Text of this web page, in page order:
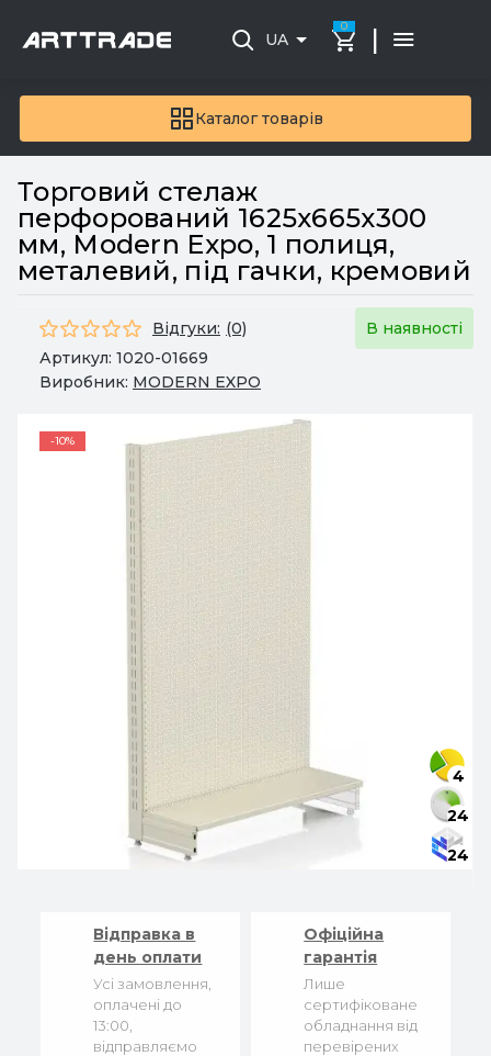
Каталог товарів
UA
0 |
Торговий стелаж
перфорований 1625х665х300
мм, Modern Expo, 1 полиця,
металевий, під гачки, кремовий
Відгуки: (0)
В наявності
Артикул: 1020-01669
Виробник: MODERN EXPO
-10%
4
24
24
Відправка в
день оплати
Усі замовлення,
оплачені до
13:00,
відправляємо
Офіційна
гарантія
Лише
сертифіковане
обладнання від
перевірених